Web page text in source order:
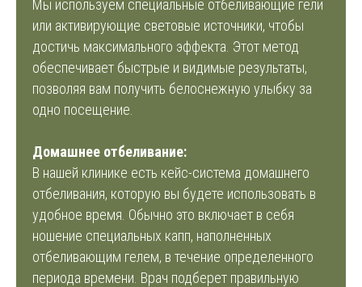
Мы используем специальные отбеливающие гели
или активирующие световые источники, чтобы
достичь максимального эффекта. Этот метод
обеспечивает быстрые и видимые результаты,
позволяя вам получить белоснежную улыбку за
одно посещение.
Домашнее отбеливание:
В нашей клинике есть кейс-система домашнего
отбеливания, которую вы будете использовать в
удобное время. Обычно это включает в себя
ношение специальных капп, наполненных
отбеливающим гелем, в течение определенного
периода времени. Врач подберет правильную